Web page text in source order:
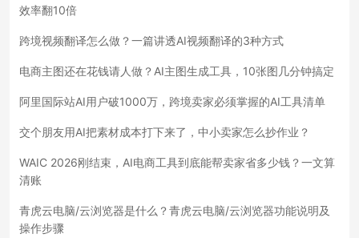
效率翻10倍
跨境视频翻译怎么做？一篇讲透AI视频翻译的3种方式
电商主图还在花钱请人做？AI主图生成工具，10张图几分钟搞定
阿里国际站AI用户破1000万，跨境卖家必须掌握的AI工具清单
交个朋友用AI把素材成本打下来了，中小卖家怎么抄作业？
WAIC 2026刚结束，AI电商工具到底能帮卖家省多少钱？一文算
清账
青虎云电脑/云浏览器是什么？青虎云电脑/云浏览器功能说明及
操作步骤